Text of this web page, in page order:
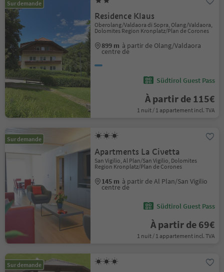
Sur demande
Residence Klaus
Oberolang/Valdaora di Sopra, Olang/Valdaora,
Dolomites Region Kronplatz/Plan de Corones
899 m à partir de Olang/Valdaora
centre de
Südtirol Guest Pass
À partir de 115€
1 nuit / 1 appartement incl. TVA
Sur demande
Apartments La Civetta
San Vigilio, Al Plan/San Vigilio, Dolomites
Region Kronplatz/Plan de Corones
145 m à partir de Al Plan/San Vigilio
centre de
Südtirol Guest Pass
À partir de 69€
1 nuit / 1 appartement incl. TVA
Sur demande